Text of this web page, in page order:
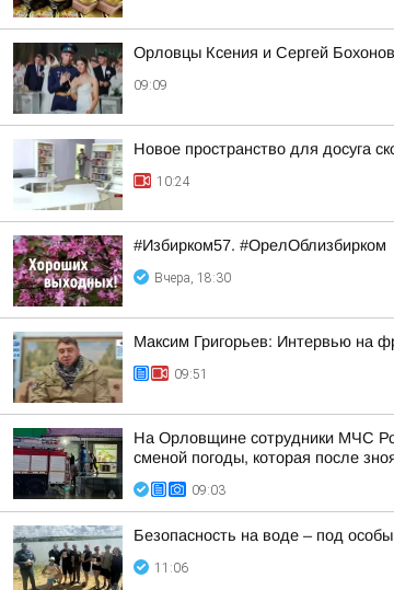
Орловцы Ксения и Сергей
09:09
Новое пространство для досуга
10:24
#Избирком57. #ОрелОблизбирком
Вчера, 18:30
Максим Григорьев: Интервью на
09:51
На Орловщине сотрудники МЧС
сменой погоды, которая после
09:03
Безопасность на воде – под
11:06